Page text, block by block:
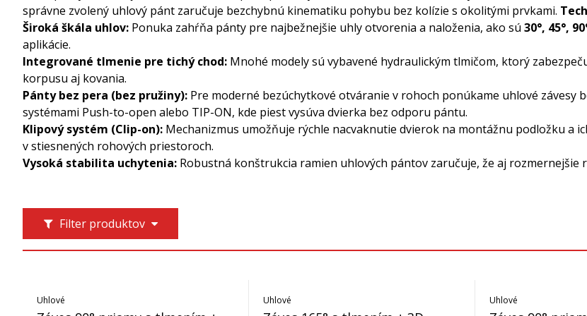
správne zvolený uhlový pánt zaručuje bezchybnú kinematiku pohybu bez kolízie s okolitými prvkami.
Široká škála uhlov: Ponuka zahŕňa pánty pre najbežnejšie uhly otvorenia a naloženia, ako sú 30°, 45°,
aplikácie.
Integrované tlmenie pre tichý chod: Mnohé modely sú vybavené hydraulickým tlmičom, ktorý
korpusu aj kovania.
Pánty bez pera (bez pružiny): Pre moderné bezúchytkové otváranie v rohoch ponúkame uhlové závesy
systémami Push-to-open alebo TIP-ON, kde piest vysúva dvierka bez odporu pántu.
Klipový systém (Clip-on): Mechanizmus umožňuje rýchle nacvaknutie dvierok na montážnu podložku a
v stiesnených rohových priestoroch.
Vysoká stabilita uchytenia: Robustná konštrukcia ramien uhlových pántov zaručuje, že aj
Filter produktov
Uhlové Uhlové Uhlové